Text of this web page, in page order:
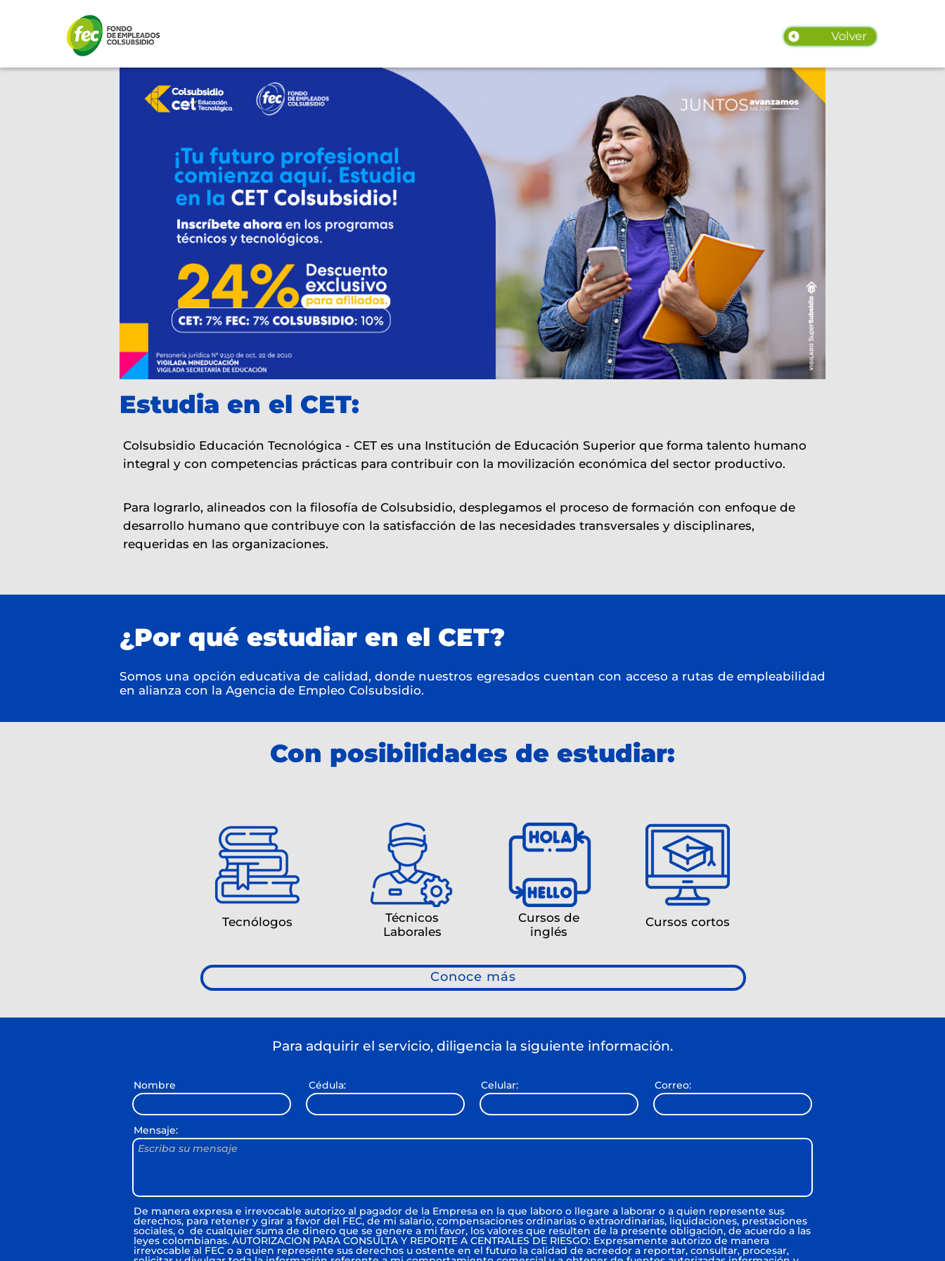
Estudia en el CET:
Colsubsidio Educación Tecnológica - CET es una Institución de Educación Superior que forma talento humano
integral y con competencias prácticas para contribuir con la movilización económica del sector productivo.
Para lograrlo, alineados con la filosofía de Colsubsidio, desplegamos el proceso de formación con enfoque de
desarrollo humano que contribuye con la satisfacción de las necesidades transversales y disciplinares,
requeridas en las organizaciones.
¿Por qué estudiar en el CET?
Somos una opción educativa de calidad, donde nuestros egresados cuentan con acceso a rutas de empleabilidad
en alianza con la Agencia de Empleo Colsubsidio.
Con posibilidades de estudiar:
Tecnólogos
Técnicos
Laborales
Cursos de
inglés
Cursos cortos
Conoce más
Para adquirir el servicio, diligencia la siguiente información.
Nombre Cédula: Celular: Correo:
Mensaje:
Escriba su mensaje
De manera expresa e irrevocable autorizo al pagador de la Empresa en la que laboro o llegare a laborar o a quien represente sus
derechos, para retener y girar a favor del FEC, de mi salario, compensaciones ordinarias o extraordinarias, liquidaciones, prestaciones
sociales, o de cualquier suma de dinero que se genere a mi favor, los valores que resulten de la presente obligación, de acuerdo a las
leyes colombianas. AUTORIZACION PARA CONSULTA Y REPORTE A CENTRALES DE RIESGO: Expresamente autorizo de manera
irrevocable al FEC o a quien represente sus derechos u ostente en el futuro la calidad de acreedor a reportar, consultar, procesar,